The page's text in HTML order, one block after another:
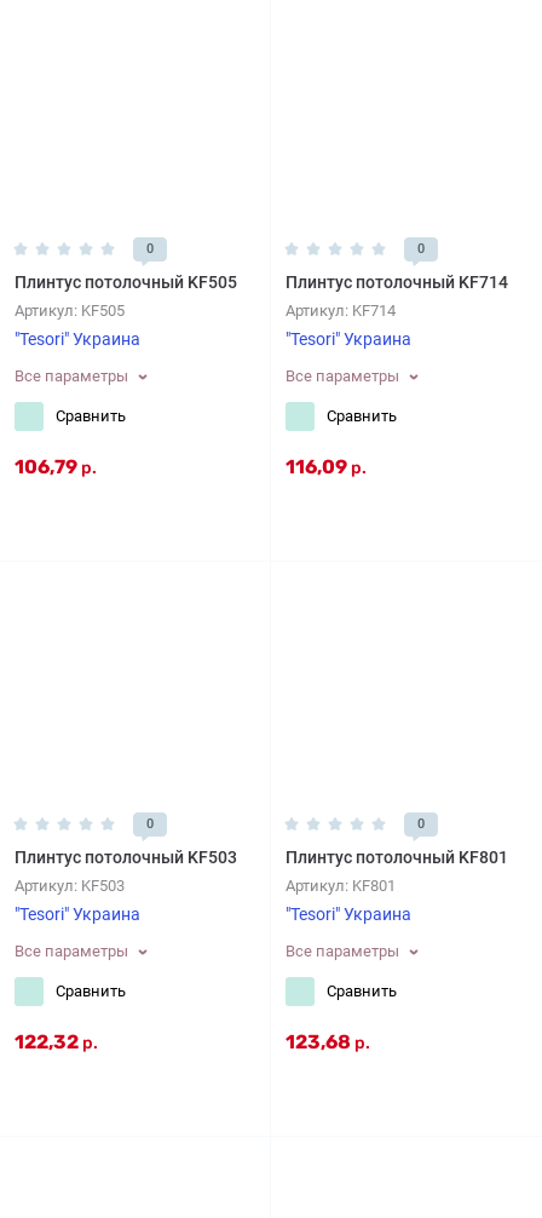
0
Плинтус потолочный KF505
Артикул: KF505
"Tesori" Украина
Все параметры
Сравнить
106,79 р.
0
Плинтус потолочный KF714
Артикул: KF714
"Tesori" Украина
Все параметры
Сравнить
116,09 р.
0
Плинтус потолочный KF503
Артикул: KF503
"Tesori" Украина
Все параметры
Сравнить
122,32 р.
0
Плинтус потолочный KF801
Артикул: KF801
"Tesori" Украина
Все параметры
Сравнить
123,68 р.